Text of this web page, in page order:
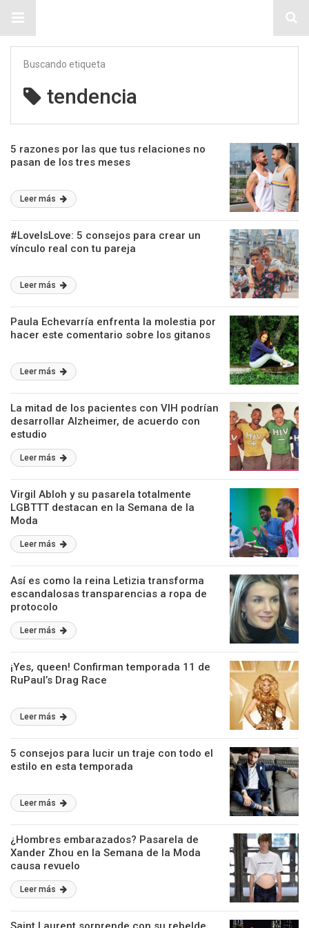
Buscando etiqueta
tendencia
5 razones por las que tus relaciones no
pasan de los tres meses
Leer más
#LoveIsLove: 5 consejos para crear un
vínculo real con tu pareja
Leer más
Paula Echevarría enfrenta la molestia por
hacer este comentario sobre los gitanos
Leer más
La mitad de los pacientes con VIH podrían
desarrollar Alzheimer, de acuerdo con
estudio
Leer más
Virgil Abloh y su pasarela totalmente
LGBTTT destacan en la Semana de la
Moda
Leer más
Así es como la reina Letizia transforma
escandalosas transparencias a ropa de
protocolo
Leer más
¡Yes, queen! Confirman temporada 11 de
RuPaul’s Drag Race
Leer más
5 consejos para lucir un traje con todo el
estilo en esta temporada
Leer más
¿Hombres embarazados? Pasarela de
Xander Zhou en la Semana de la Moda
causa revuelo
Leer más